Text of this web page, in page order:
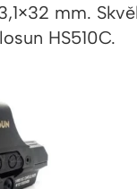
mm.
HS510C.